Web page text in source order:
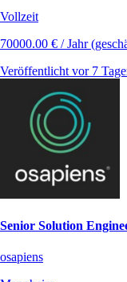
Vollzeit
70000.00 € / Jahr
Veröffentlicht vor 7
Senior Solution
osapiens